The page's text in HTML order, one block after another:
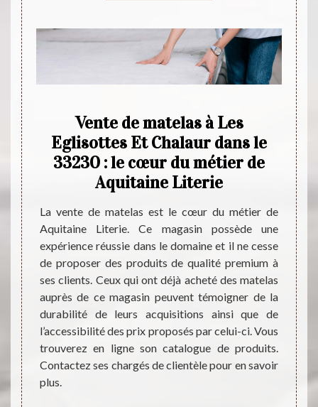
des
plus,
site
Vente de matelas à Les
Eglisottes Et Chalaur dans le
33230 : le cœur du métier de
Aquitaine Literie
La vente de matelas est le cœur du métier de
Aquitaine Literie. Ce magasin possède une
expérience réussie dans le domaine et il ne cesse
de proposer des produits de qualité premium à
ses clients. Ceux qui ont déjà acheté des matelas
auprès de ce magasin peuvent témoigner de la
durabilité de leurs acquisitions ainsi que de
l’accessibilité des prix proposés par celui-ci. Vous
trouverez en ligne son catalogue de produits.
Contactez ses chargés de clientèle pour en savoir
plus.
Pour
Et
les
Pour